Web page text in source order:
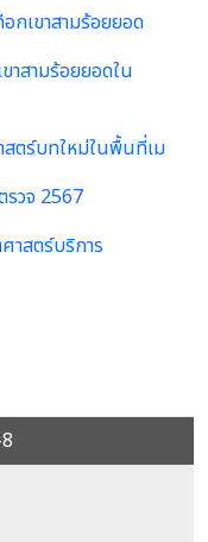
กเขาสามร้อยยอด
สามร้อยยอดใน
สตร์บทใหม่ในพื้นที่เม
รวจ 2567
าสตร์บริการ